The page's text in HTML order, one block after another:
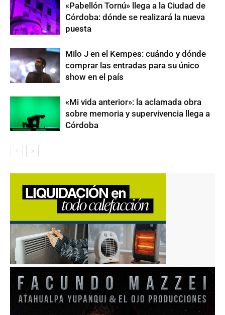
«Pabellón Tornú» llega a la Ciudad de
Córdoba: dónde se realizará la nueva
puesta
Milo J en el Kempes: cuándo y dónde
comprar las entradas para su único
show en el país
«Mi vida anterior»: la aclamada obra
sobre memoria y supervivencia llega a
Córdoba